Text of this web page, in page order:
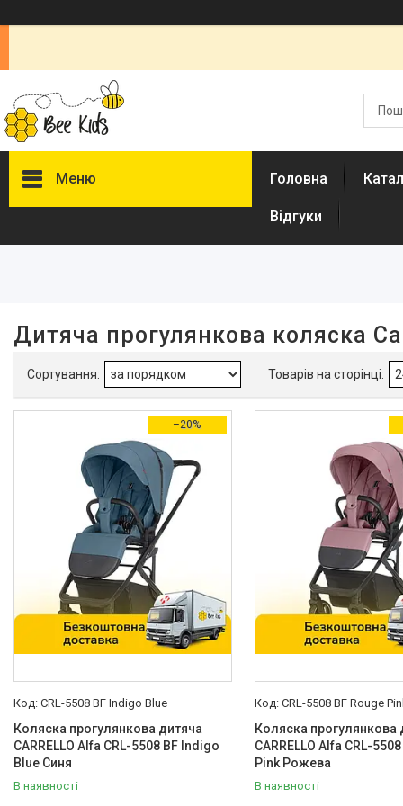
Меню
В наявності
17
Акція
Carrello
321
Країна виробник
36
Україна 279
Підніжка 1
Блакитний 2
Бордовий 2
Головна
Відгуки
Дитяча прогулянкова коляска
–20%
CRL-5508 BF Indigo Blue
Коляска прогулянкова дитяча
CARRELLO Alfa CRL-5508 BF Indigo
Blue Синя
В наявності
CRL-5508 BF Rouge
Коляска прогулянкова
CARRELLO Alfa CRL-
Pink Рожева
В наявності